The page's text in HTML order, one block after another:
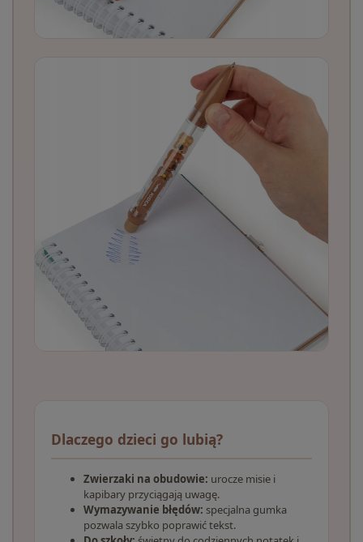
Dlaczego dzieci go lubią?
Zwierzaki na obudowie: urocze misie i
kapibary przyciągają uwagę.
Wymazywanie błędów: specjalna gumka
pozwala szybko poprawić tekst.